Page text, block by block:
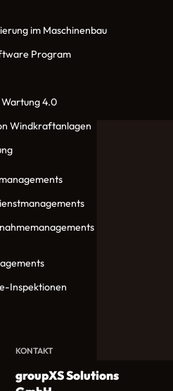
im Maschinenbau
Program
4.0
Windkraftanlagen
Inspektionen
KONTAKT
groupXS Solutions